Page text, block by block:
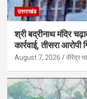
उत्तराखंड
श्री बद्रीनाथ मंदिर
कार्रवाई, तीसरा आरोपी
August 7, 2026 वीरेंद्र